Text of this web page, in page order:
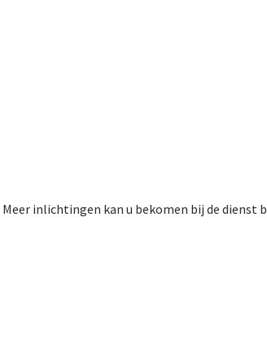
inlichtingen kan u bekomen bij de dienst